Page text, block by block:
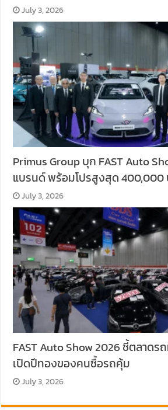
July 3, 2026
Primus Group บุก FAST Auto
แบรนด์ พร้อมโปรสูงสุด 400,000
July 3, 2026
FAST Auto Show 2026 ชี้ตลาด
เปิดปีทองของคนซื้อรถคุ้ม
July 3, 2026